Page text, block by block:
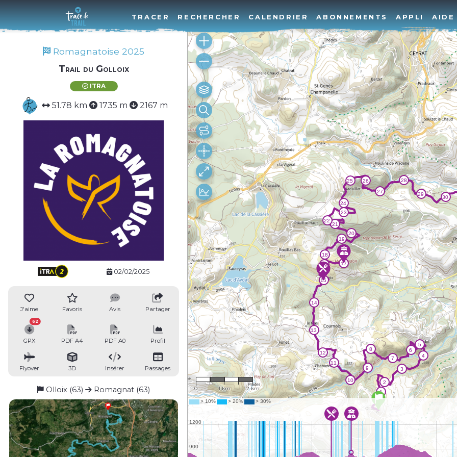
TRACER RECHERCHER CALENDRIER ABONNEMENTS APPLI AIDE
Romagnatoise 2025
Trail du Golloix
ITRA
51.78 km 1735 m 2167 m
02/02/2025
J'aime Favoris Avis Partager
GPX
62
PDF A4 PDF A0 Profil
Flyover 3D Insérer Passages
Olloix (63) Romagnat (63)
1 : 63,555
0 1 km 2 km